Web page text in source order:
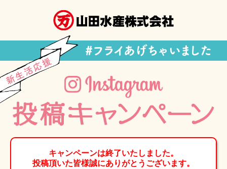
キャンペーンは終了いたしました。
投稿頂いた皆様誠にありがとうございます。